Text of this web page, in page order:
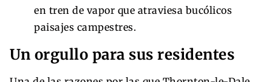
en tren de vapor que atraviesa bucólicos
paisajes campestres.
Un orgullo para sus residentes